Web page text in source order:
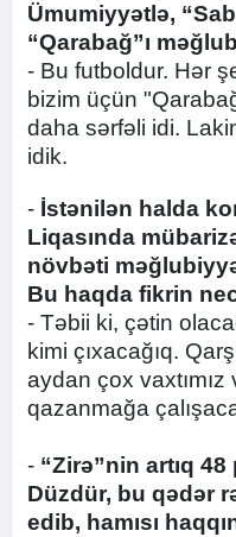
Ümumiyyətlə,
“Qarabağ”ı
- Bu futboldur. Hər
bizim üçün
daha sərfəli idi.
idik.
- İstənilən halda
Liqasında
növbəti
Bu haqda fikrin
- Təbii ki, çətin
kimi çıxacağıq.
aydan çox
qazanmağa
- “Zirə”nin artıq
Düzdür, bu qədər
edib, hamısı